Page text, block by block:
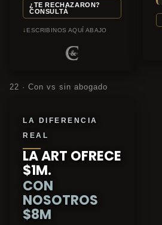
¿TE RECHAZARON?
CONSULTÁ
↓ ESCRIBINOS AQUÍ ABAJO
22 · Con vs sin abogado
LA DIFERENCIA
REAL
LA ART OFRECE
$1M.
CON
NOSOTROS
$8M